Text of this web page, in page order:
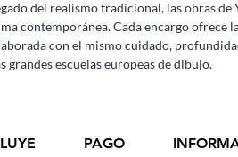
del realismo tradicional, las obras de
contemporánea. Cada encargo ofrece
con el mismo cuidado,
grandes escuelas europeas de dibujo.
PAGO